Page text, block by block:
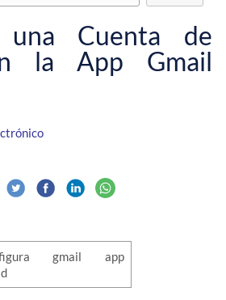
una Cuenta de
la App Gmail